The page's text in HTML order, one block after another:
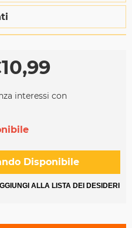
10,99
interessi con
Disponibile
ALLA LISTA DEI DESIDERI